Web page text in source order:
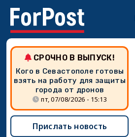
СРОЧНО В ВЫПУСК!
Кого в Севастополе готовы
взять на работу для защиты
города от дронов
пт, 07/08/2026 - 15:13
Прислать новость